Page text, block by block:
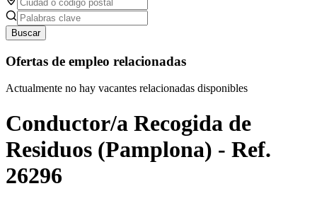
Buscar
Ofertas de empleo relacionadas
Actualmente no hay vacantes relacionadas disponibles
Conductor/a Recogida de
Residuos (Pamplona) - Ref.
26296